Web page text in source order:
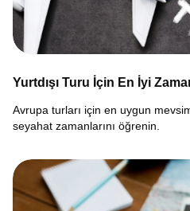
Yurtdışı Turu İçin En İyi
Avrupa turları için en uygun
seyahat zamanlarını öğrenin.